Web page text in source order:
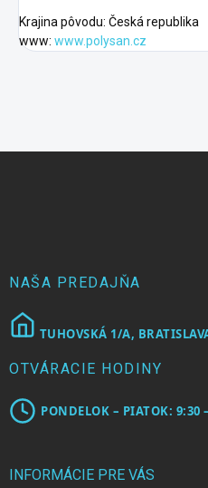
Krajina pôvodu: Česká republika
www: www.polysan.cz
NAŠA PREDAJŇA
TUHOVSKÁ 1/A,
OTVÁRACIE HODINY
PONDELOK – PIATOK: 9:30
INFORMÁCIE PRE VÁS